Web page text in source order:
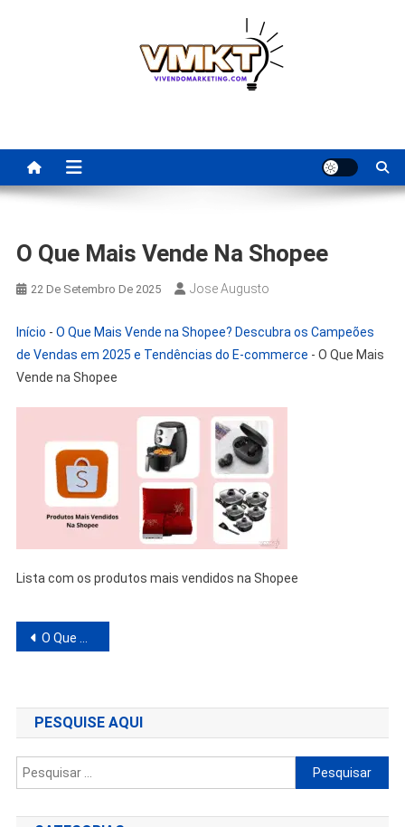
Para Revenda | Vivendo
Marketing
O Que Mais Vende Na Shopee
22 De Setembro De 2025 Jose Augusto
Início - O Que Mais Vende na Shopee? Descubra os Campeões
de Vendas em 2025 e Tendências do E-commerce - O Que Mais
Vende na Shopee
Lista com os produtos mais vendidos na Shopee
Navegação
Post
O Que Mais Vende na Shopee? Descubra os Campeões de Vendas em 2025 e Tendências do E-commerce
PESQUISE AQUI
Pesquisar
por: